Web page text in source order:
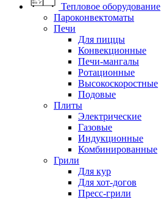
Тепловое оборудование
Пароконвектоматы
Печи
Для пиццы
Конвекционные
Печи-мангалы
Ротационные
Высокоскоростные
Подовые
Плиты
Электрические
Газовые
Индукционные
Комбинированные
Грили
Для кур
Для хот-догов
Пресс-грили